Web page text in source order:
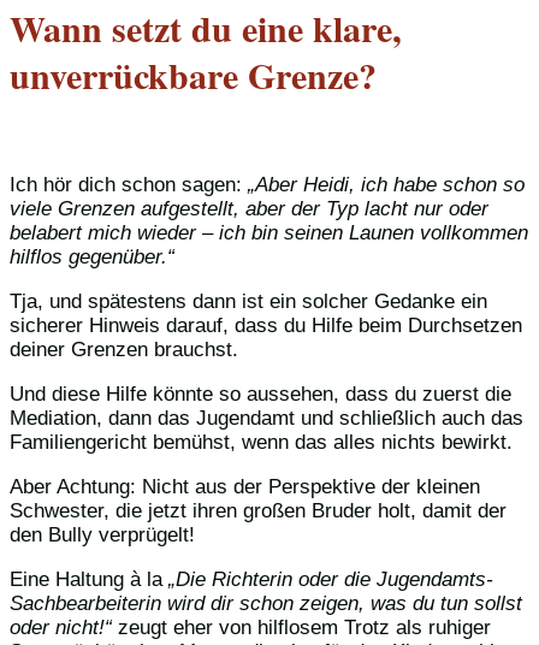
Wann setzt du eine klare,
unverrückbare Grenze?
Ich hör dich schon sagen: „Aber Heidi, ich habe schon so
viele Grenzen aufgestellt, aber der Typ lacht nur oder
belabert mich wieder – ich bin seinen Launen vollkommen
hilflos gegenüber.“
Tja, und spätestens dann ist ein solcher Gedanke ein
sicherer Hinweis darauf, dass du Hilfe beim Durchsetzen
deiner Grenzen brauchst.
Und diese Hilfe könnte so aussehen, dass du zuerst die
Mediation, dann das Jugendamt und schließlich auch das
Familiengericht bemühst, wenn das alles nichts bewirkt.
Aber Achtung: Nicht aus der Perspektive der kleinen
Schwester, die jetzt ihren großen Bruder holt, damit der
den Bully verprügelt!
Eine Haltung à la „Die Richterin oder die Jugendamts-
Sachbearbeiterin wird dir schon zeigen, was du tun sollst
oder nicht!“zeugt eher von hilflosem Trotz als ruhiger